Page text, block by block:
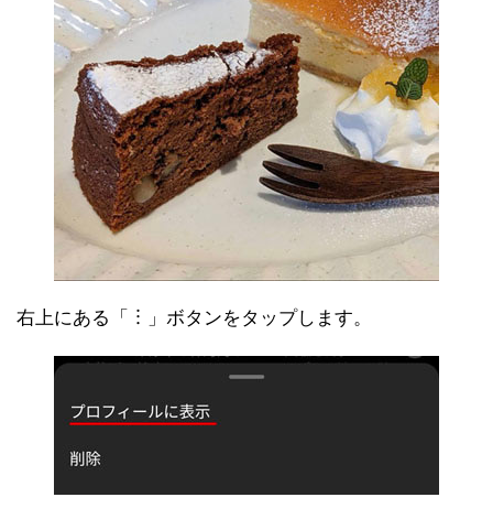
右上にある「︙」ボタンをタップします。